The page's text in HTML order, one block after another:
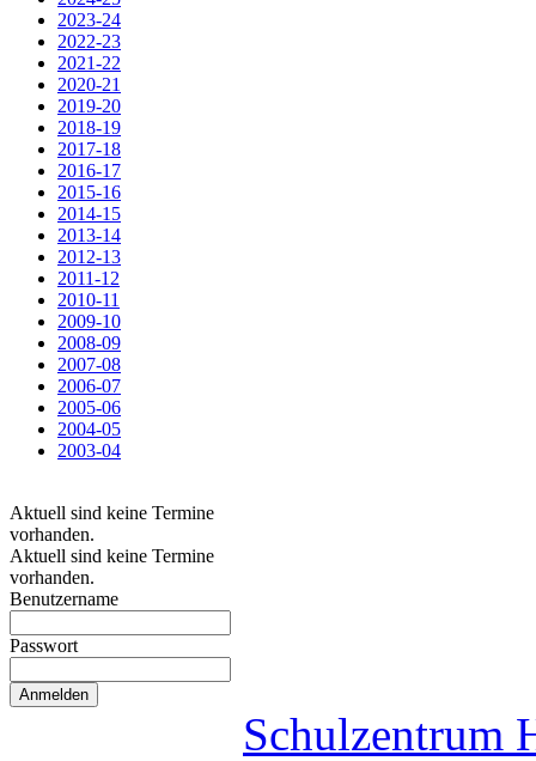
2023-24
2022-23
2021-22
2020-21
2019-20
2018-19
2017-18
2016-17
2015-16
2014-15
2013-14
2012-13
2011-12
2010-11
2009-10
2008-09
2007-08
2006-07
2005-06
2004-05
2003-04
Aktuell sind keine Termine
vorhanden.
Aktuell sind keine Termine
vorhanden.
Benutzername
Passwort
Schulzentrum